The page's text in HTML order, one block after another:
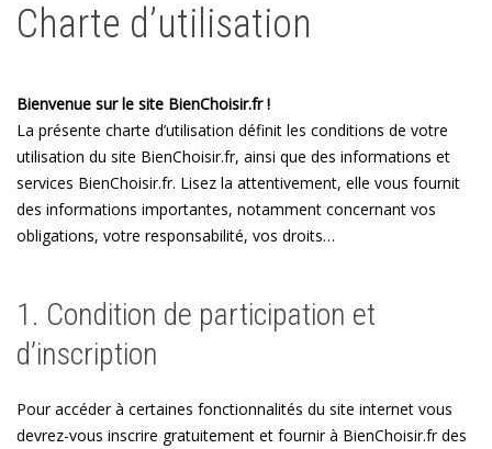
Charte d’utilisation
Bienvenue sur le site BienChoisir.fr !
La présente charte d’utilisation définit les conditions de votre
utilisation du site BienChoisir.fr, ainsi que des informations et
services BienChoisir.fr. Lisez la attentivement, elle vous fournit
des informations importantes, notamment concernant vos
obligations, votre responsabilité, vos droits…
1. Condition de participation et
d’inscription
Pour accéder à certaines fonctionnalités du site internet vous
devrez-vous inscrire gratuitement et fournir à BienChoisir.fr des